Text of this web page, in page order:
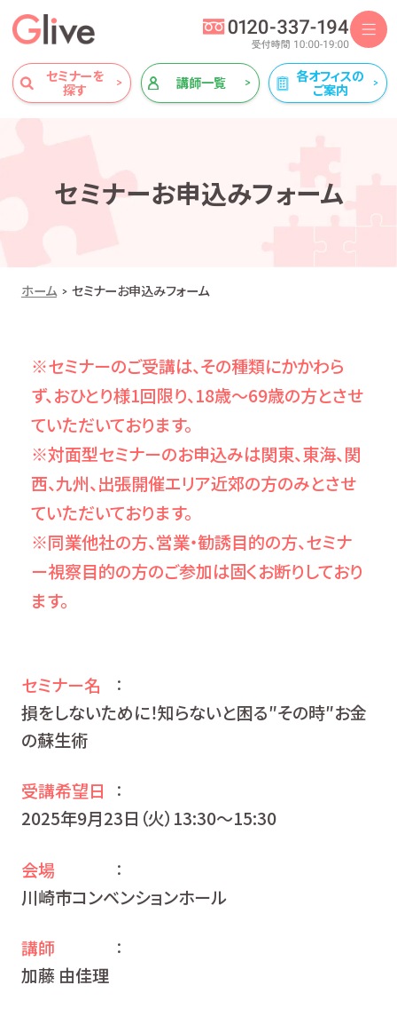
セミナーを
探す
講師一覧
各オフィスの
ご案内
セミナーお申込みフォーム
ホーム セミナーお申込みフォーム
※セミナーのご受講は、その種類にかかわら
ず、おひとり様1回限り、18歳～69歳の方とさせ
ていただいております。
※対面型セミナーのお申込みは関東、東海、関
西、九州、出張開催エリア近郊の方のみとさせ
ていただいております。
※同業他社の方、営業・勧誘目的の方、セミナ
ー視察目的の方のご参加は固くお断りしており
ます。
セミナー名 ：
損をしないために！知らないと困る″その時″お金
の蘇生術
受講希望日 ：
2025年9月23日（火）13:30〜15:30
会場 ：
川崎市コンベンションホール
講師 ：
加藤 由佳理